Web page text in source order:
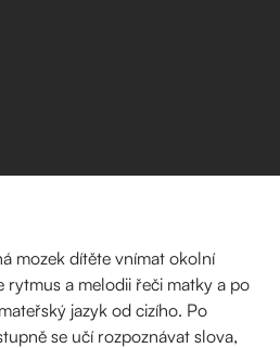
mozek dítěte vnímat okolní
rytmus a melodii řeči matky a po
jazyk od cizího. Po
se učí rozpoznávat slova,